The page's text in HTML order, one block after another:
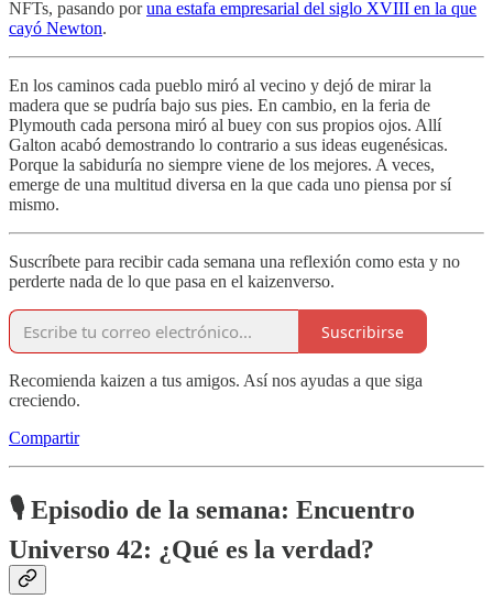
NFTs, pasando poruna estafa empresarial del siglo XVIII en la que
cayó Newton.
En los caminos cada pueblo miró al vecino y dejó de mirar la
madera que se pudría bajo sus pies. En cambio, en la feria de
Plymouth cada persona miró al buey con sus propios ojos. Allí
Galton acabó demostrando lo contrario a sus ideas eugenésicas.
Porque la sabiduría no siempre viene de los mejores. A veces,
emerge de una multitud diversa en la que cada uno piensa por sí
mismo.
Suscríbete para recibir cada semana una reflexión como esta y no
perderte nada de lo que pasa en el kaizenverso.
Suscribirse
Recomienda kaizen a tus amigos. Así nos ayudas a que siga
creciendo.
Compartir
🎙️ Episodio de la semana: Encuentro
Universo 42: ¿Qué es la verdad?